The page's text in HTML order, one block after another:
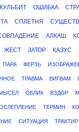
КУЛЬБИТ ОШИБКА
СПЛЕТНЯ
АЛКАШ
ЖЕСТ ЗАТОР КАЗУС
ПАРА ФЕРЗЬ
ТРАВМА ВИГВАМ
ОБЛИК ВЗДОР
ТЕРМИН
СИТУАЦИЯ ТРАКТИР